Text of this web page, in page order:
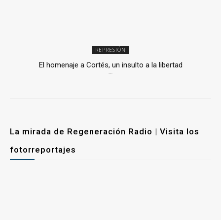
REPRESIÓN
El homenaje a Cortés, un insulto a la libertad
La mirada de Regeneración Radio | Visita los
fotorreportajes